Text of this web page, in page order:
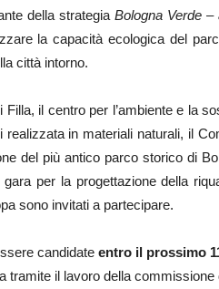
della strategia Bologna Verde
la capacità ecologica del
città intorno.
Filla, il centro per l’ambiente e la
realizzata in materiali naturali, il
del più antico parco storico di
per la progettazione della
sono invitati a partecipare.
candidate entro il prossimo
tramite il lavoro della